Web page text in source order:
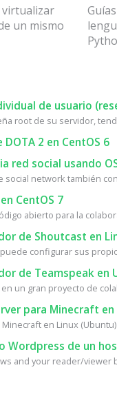
virtualizar
un mismo
de usuario
root de su servidor,
2 en CentOS 6
red social usando
social network también
CentOS 7
abierto para la
de Shoutcast en
configurar sus
de Teamspeak en
un gran proyecto de
para Minecraft en
en Linux
Wordpress de un
and your reader/viewer